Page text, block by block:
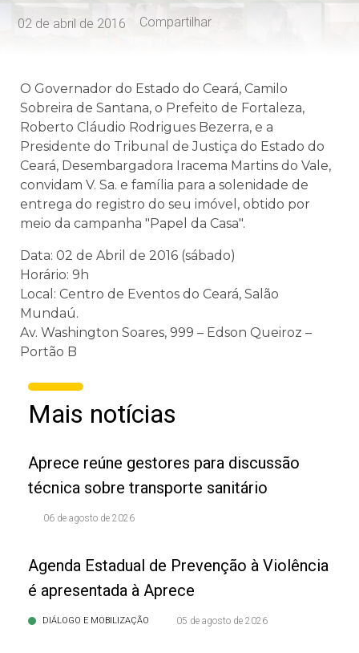
02 de abril de 2016 Compartilhar
O Governador do Estado do Ceará, Camilo
Sobreira de Santana, o Prefeito de Fortaleza,
Roberto Cláudio Rodrigues Bezerra, e a
Presidente do Tribunal de Justiça do Estado do
Ceará, Desembargadora Iracema Martins do Vale,
convidam V. Sa. e família para a solenidade de
entrega do registro do seu imóvel, obtido por
meio da campanha "Papel da Casa".
Data: 02 de Abril de 2016 (sábado)
Horário: 9h
Local: Centro de Eventos do Ceará, Salão
Mundaú.
Av. Washington Soares, 999 – Edson Queiroz –
Portão B
Mais notícias
Aprece reúne gestores para discussão
técnica sobre transporte sanitário
06 de agosto de 2026
Agenda Estadual de Prevenção à Violência
é apresentada à Aprece
DIÁLOGO E MOBILIZAÇÃO 05 de agosto de 2026